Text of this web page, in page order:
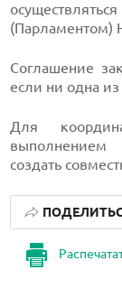
(Парламентом)
Соглашение
если ни одна
Для
выполнением
создать